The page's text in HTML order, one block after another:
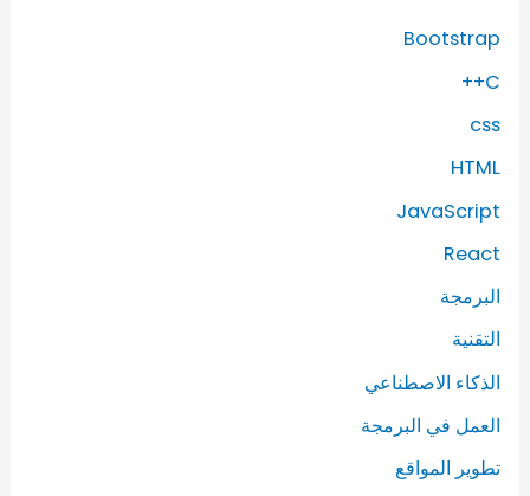
Bootstrap
C++
css
HTML
JavaScript
React
البرمجة
التقنية
الذكاء الاصطناعي
العمل في البرمجة
تطوير المواقع